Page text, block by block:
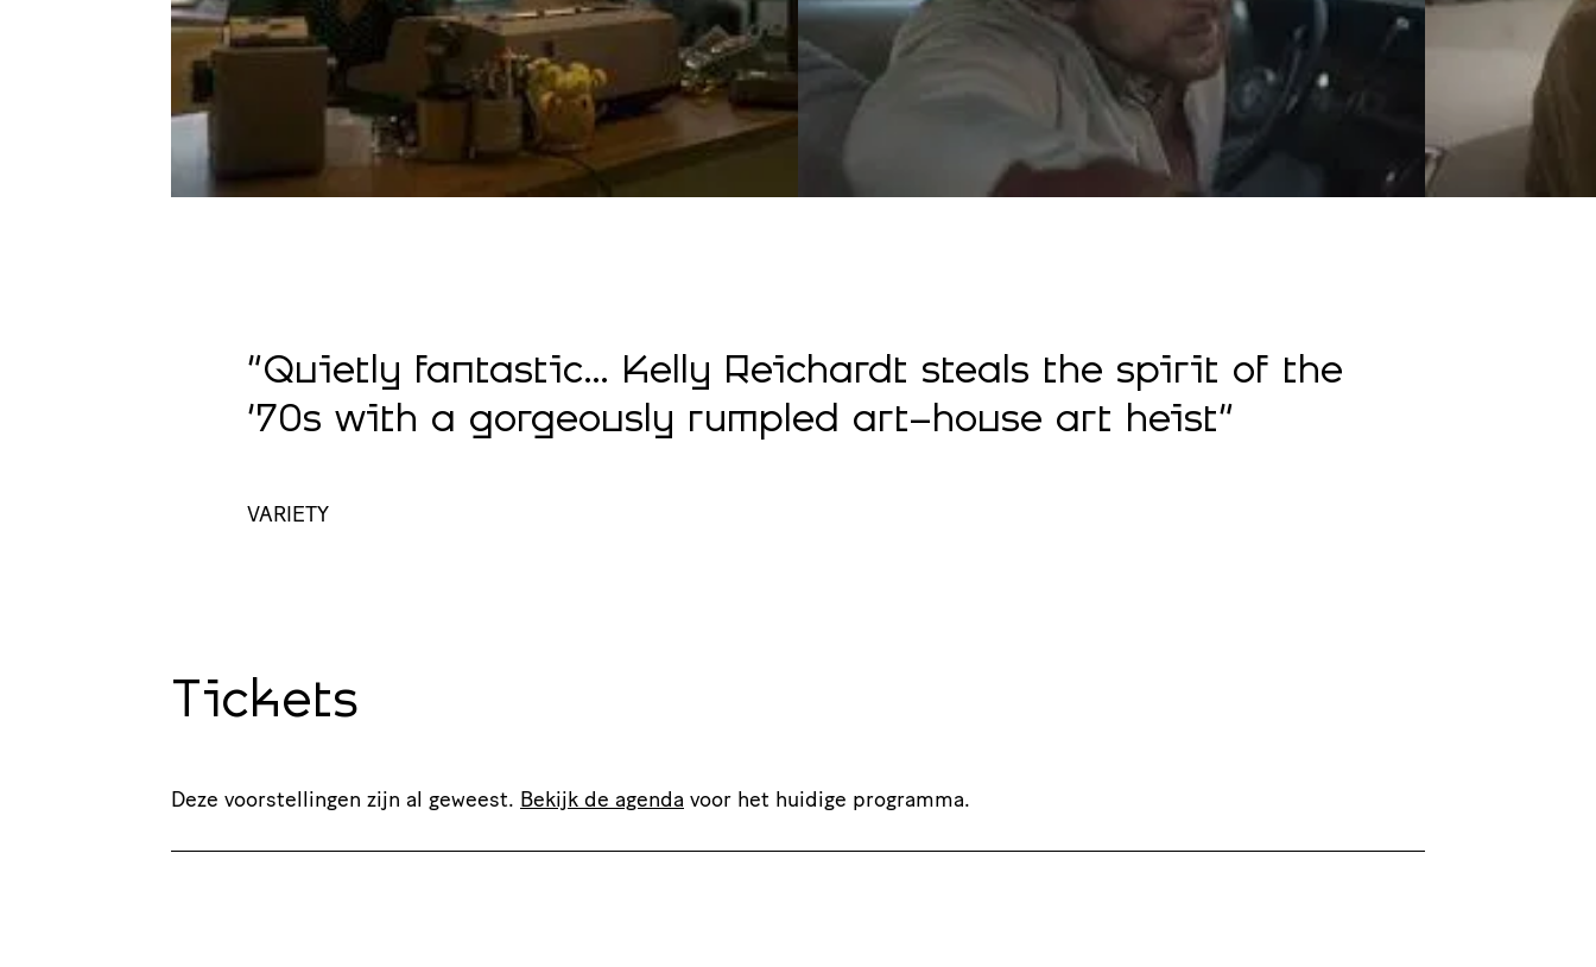
“Quietly fantastic… Kelly Reichardt steals the spirit of the
'70s with a gorgeously rumpled art-house art heist”
VARIETY
Tickets
Deze voorstellingen zijn al geweest. Bekijk de agenda voor het huidige programma.